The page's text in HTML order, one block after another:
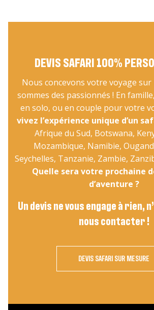
DEVIS SAFARI 100%
Nous concevons votre voyage
sommes des passionnés ! En
en solo, ou en couple pour votre
vivez l’expérience unique d’un
Afrique du Sud, Botswana,
Mozambique, Namibie,
Seychelles, Tanzanie, Zambie,
Quelle sera votre prochaine
d’aventure ?
Un devis ne vous engage à rien,
nous contacter !
DEVIS SAFARI SUR MESURE